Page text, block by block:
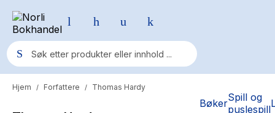
BøkerSpill og
puslespill
Populære søk
Hjem / Forfattere / Thomas Hardy